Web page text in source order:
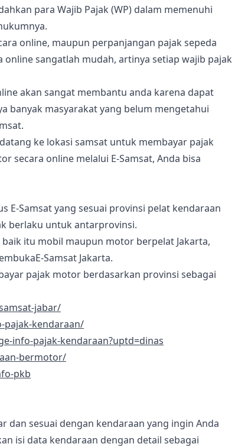
para Wajib Pajak (WP) dalam memenuhi
online, maupun perpanjangan pajak sepeda
sangatlah mudah, artinya setiap wajib pajak
akan sangat membantu anda karena dapat
banyak masyarakat yang belum mengetahui
ke lokasi samsat untuk membayar pajak
secara online melalui E-Samsat, Anda bisa
E-Samsat yang sesuai provinsi pelat kendaraan
berlaku untuk antarprovinsi.
itu mobil maupun motor berpelat Jakarta,
Samsat Jakarta.
pajak motor berdasarkan provinsi sebagai
jabar/
kendaraan/
info-pajak-kendaraan?uptd=dinas
bermotor/
pkb
dan sesuai dengan kendaraan yang ingin Anda
isi data kendaraan dengan detail sebagai